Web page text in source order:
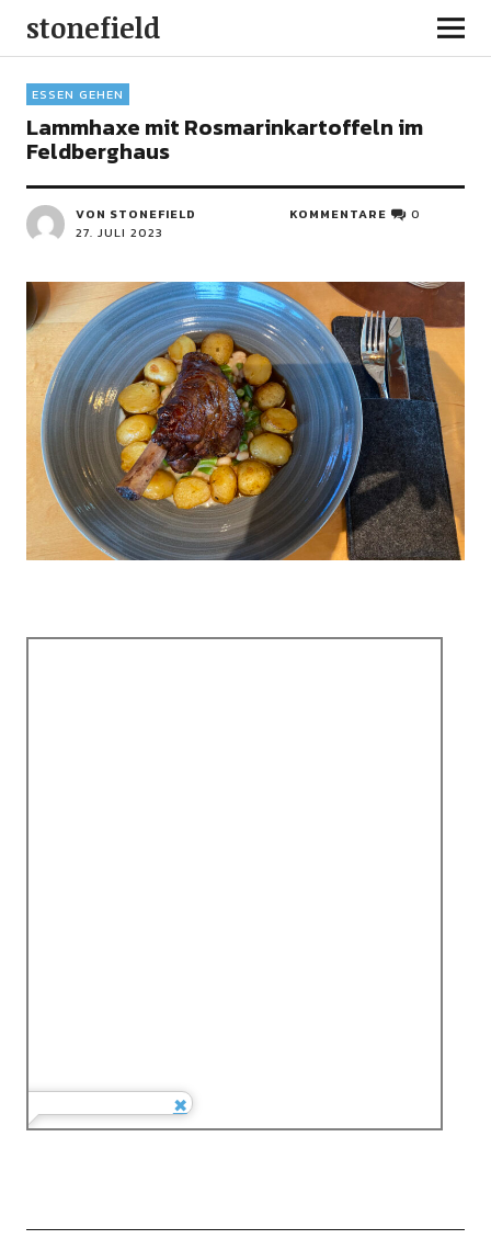
stonefield
ESSEN GEHEN
Lammhaxe mit Rosmarinkartoffeln im
Feldberghaus
VON STONEFIELD
27. JULI 2023
KOMMENTARE 0